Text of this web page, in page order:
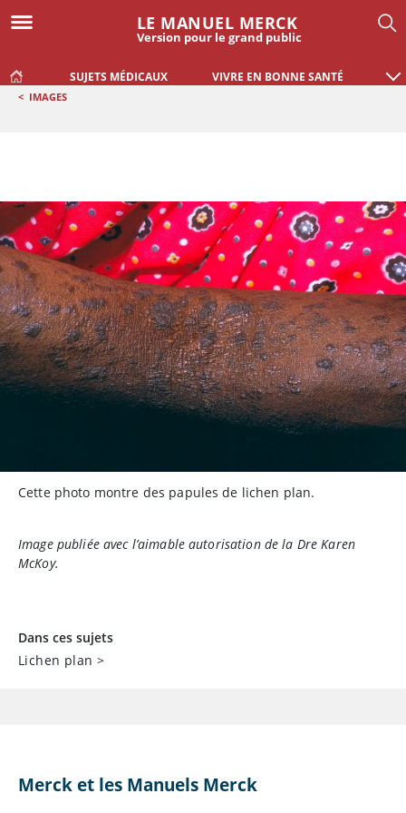
LE MANUEL MERCK
Version pour le grand public
SUJETS MÉDICAUX VIVRE EN BONNE SANTÉ
< IMAGES
Cette photo montre des papules de lichen plan.
Image publiée avec l’aimable autorisation de la Dre Karen
McKoy.
Dans ces sujets
Lichen plan >
Merck et les Manuels Merck